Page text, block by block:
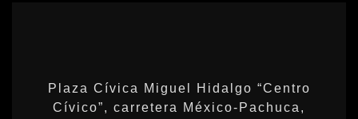
Plaza Cívica Miguel Hidalgo “Centro
Cívico”, carretera México-Pachuca,